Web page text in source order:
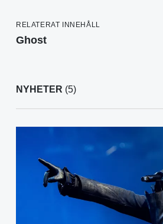
RELATERAT INNEHÅLL
Ghost
NYHETER (5)